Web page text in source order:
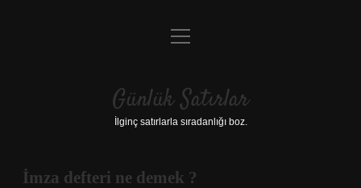
Anasayfa
Yasal Uyarı
menüyü
Günlük Satırlar
İlginç satırlarla sıradanlığı boz.
İmza defteri ne demek ?